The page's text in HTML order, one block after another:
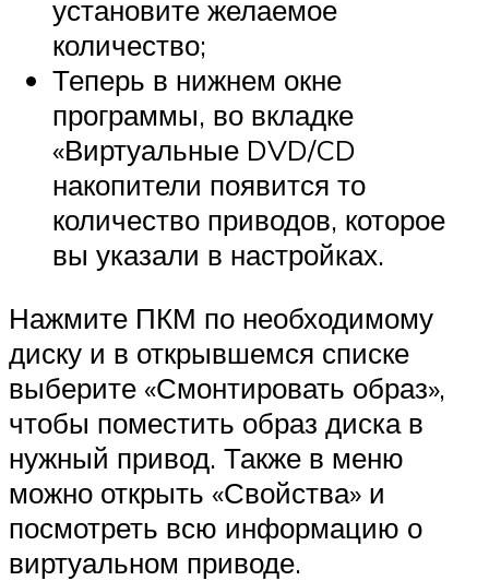
установите желаемое
количество;
Теперь в нижнем окне
программы, во вкладке
«Виртуальные DVD/CD
накопители появится то
количество приводов, которое
вы указали в настройках.
Нажмите ПКМ по необходимому
диску и в открывшемся списке
выберите «Смонтировать образ»,
чтобы поместить образ диска в
нужный привод. Также в меню
можно открыть «Свойства» и
посмотреть всю информацию о
виртуальном приводе.